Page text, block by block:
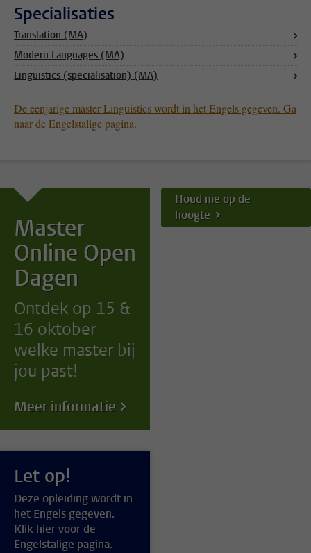
Specialisaties
Translation (MA)
Modern Languages (MA)
Linguistics (specialisation) (MA)
De eenjarige master Linguistics wordt in het Engels gegeven. Ga
naar de Engelstalige pagina.
Master
Online Open
Dagen
Ontdek op 15 &
16 oktober
welke master bij
jou past!
Meer informatie
Houd me op de
hoogte
Let op!
Deze opleiding wordt in
het Engels gegeven.
Klik hier voor de
Engelstalige pagina.